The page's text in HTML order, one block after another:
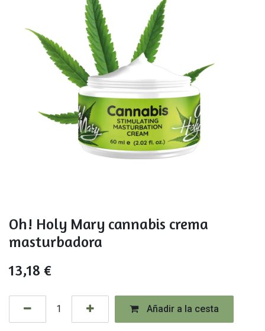
Oh! Holy Mary cannabis crema
masturbadora
13,18 €
Añadir a la cesta